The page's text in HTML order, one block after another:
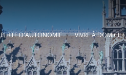
PERTE D'AUTONOMIE VIVRE À DOMICILE